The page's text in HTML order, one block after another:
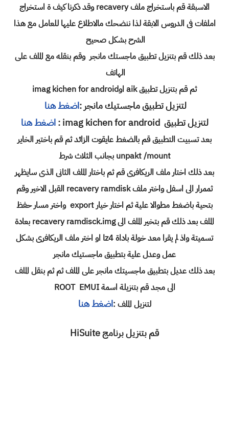
الاسبقة قم باستخراج ملف recavery وقد ذكرنا كيف ة استخراج
املفات فى الدروس الابقة لذا ننضحك مالاطلاع عليها للعامل مع هذا
الشرح بشكل صحيح
بعد ذلك قم بتنزيل تطبيق ماجستك مانجر وقم بنقله مع الملف على
الهاتف
ثم قم بتنزيل تطبيق aik اوimag kichen for android
لتنزيل تطبيق ماجستيك مانجر :اضغط هنا
لتنزيل تطبيق imag kichen for android :
اضغط هنا
بعد تسبيت التطبيق قم بالضغط عايقوت الزائد ثم قم باختير الخاير
unpakt /mount بجانب الثلاث شرط
بعد ذلك اختار ملف الريكافرى قم ثم باختار الملف الثانى الذى سايظهر
ثممرار الى اسفل واختر ملف recavery ramdisk القبل الاخير وقم
بتحية باضغط مطوالا علية ثم اختار خيار export واختر مسار حفظ
الملف بعد ذلك قم بتخير الملف الى recavery ramdisck.img بعادة
تسميتة واذ لم يقرا معد خولة باداة lz4 او اختر ملف الريكافرى بشكل
عمل وعدل علية بتطبيق ماجستيك مانجر
بعد ذلك عديل بتطبيق ماجسيتك مانجر على الملف ثم ثم بنقل الملف
الى مجد قم بتنزيلة اسمة ROOT EMUI
لتنزيل الملف :اضغط هنا
قم بتنزيل برنامج HiSuite